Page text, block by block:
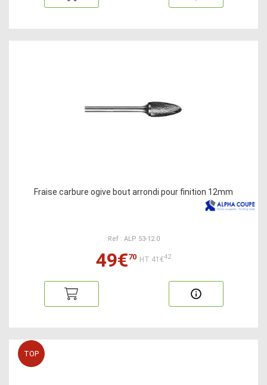
Fraise carbure ogive bout arrondi pour finition 12mm
Ref : ALP 53-12.0
49€70 HT:41€42
TOP